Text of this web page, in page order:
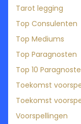
Tarot legging
Top Consulenten
Top Mediums
Top Paragnosten
Top 10
Toekomst
Toekomst
Voorspellingen